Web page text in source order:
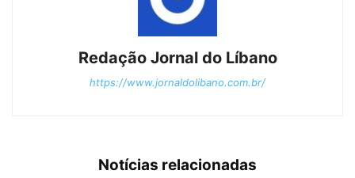
Redação Jornal do Líbano
https://www.jornaldolibano.com.br/
Notícias relacionadas